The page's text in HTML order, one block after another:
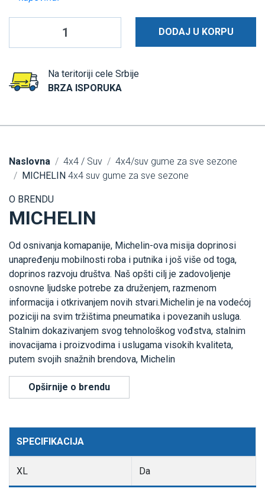
DODAJ U KORPU
Na teritoriji cele Srbije
BRZA ISPORUKA
Naslovna 4x4 / Suv
4x4/suv gume za sve sezone
MICHELIN 4x4 suv gume za sve sezone
O BRENDU
MICHELIN
Od osnivanja komapanije, Michelin-ova misija doprinosi
unapređenju mobilnosti roba i putnika i još više od toga,
doprinos razvoju društva. Naš opšti cilj je zadovoljenje
osnovne ljudske potrebe za druženjem, razmenom
informacija i otkrivanjem novih stvari.Michelin je na vodećoj
poziciji na svim tržištima pneumatika i povezanih usluga.
Stalnim dokazivanjem svog tehnološkog vođstva, stalnim
inovacijama i proizvodima i uslugama visokih kvaliteta,
putem svojih snažnih brendova, Michelin
Opširnije o brendu
SPECIFIKACIJA
XL Da